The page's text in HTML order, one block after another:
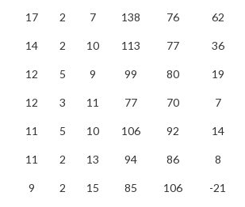
17 2 7 138 76 62
14 2 10 113 77 36
12 5 9 99 80 19
12 3 11 77 70 7
11 5 10 106 92 14
11 2 13 94 86 8
9 2 15 85 106 -21